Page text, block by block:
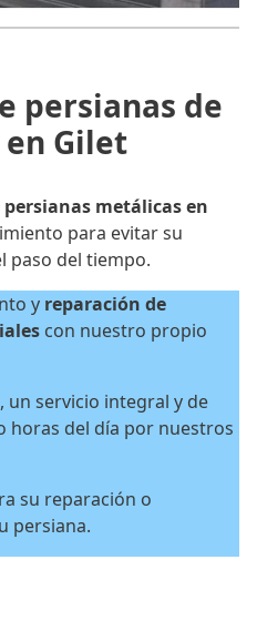
persianas de
Gilet
metálicas en
para evitar su
paso del tiempo.
y reparación de
con nuestro propio
un servicio integral y de
horas del día por nuestros
su reparación o
persiana.